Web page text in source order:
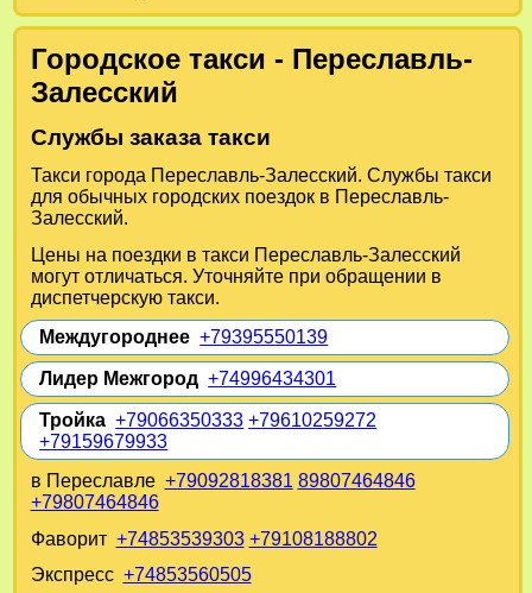
Городское такси - Переславль-
Залесский
Службы заказа такси
Такси города Переславль-Залесский. Службы такси
для обычных городских поездок в Переславль-
Залесский.
Цены на поездки в такси Переславль-Залесский
могут отличаться. Уточняйте при обращении в
диспетчерскую такси.
Междугороднее+79395550139
Лидер Межгород+74996434301
Тройка+79066350333 +79610259272
+79159679933
в Переславле +79092818381 89807464846
+79807464846
Фаворит +74853539303 +79108188802
Экспресс +74853560505